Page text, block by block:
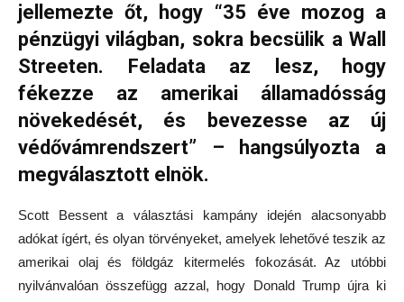
jellemezte őt, hogy “35 éve mozog a
pénzügyi világban, sokra becsülik a Wall
Streeten. Feladata az lesz, hogy
fékezze az amerikai államadósság
növekedését, és bevezesse az új
védővámrendszert” – hangsúlyozta a
megválasztott elnök.
Scott Bessent a választási kampány idején alacsonyabb
adókat ígért, és olyan törvényeket, amelyek lehetővé teszik az
amerikai olaj és földgáz kitermelés fokozását. Az utóbbi
nyilvánvalóan összefügg azzal, hogy Donald Trump újra ki